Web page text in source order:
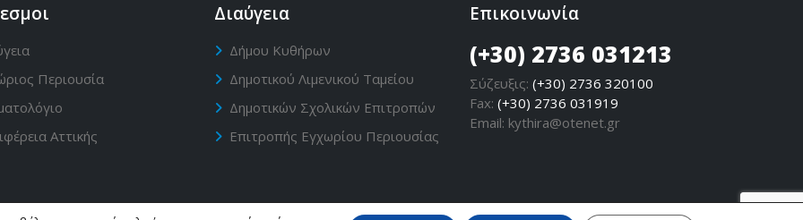
Περιουσία
Αττικής
Διαύγεια
Δήμου Κυθήρων
Δημοτικού Λιμενικού Ταμείου
Δημοτικών Σχολικών Επιτροπών
Επιτροπής Εγχωρίου Περιουσίας
Επικοινωνία
(+30) 2736 031213
Σύζευξις: (+30) 2736 320100
Fax: (+30) 2736 031919
Email: kythira@otenet.gr